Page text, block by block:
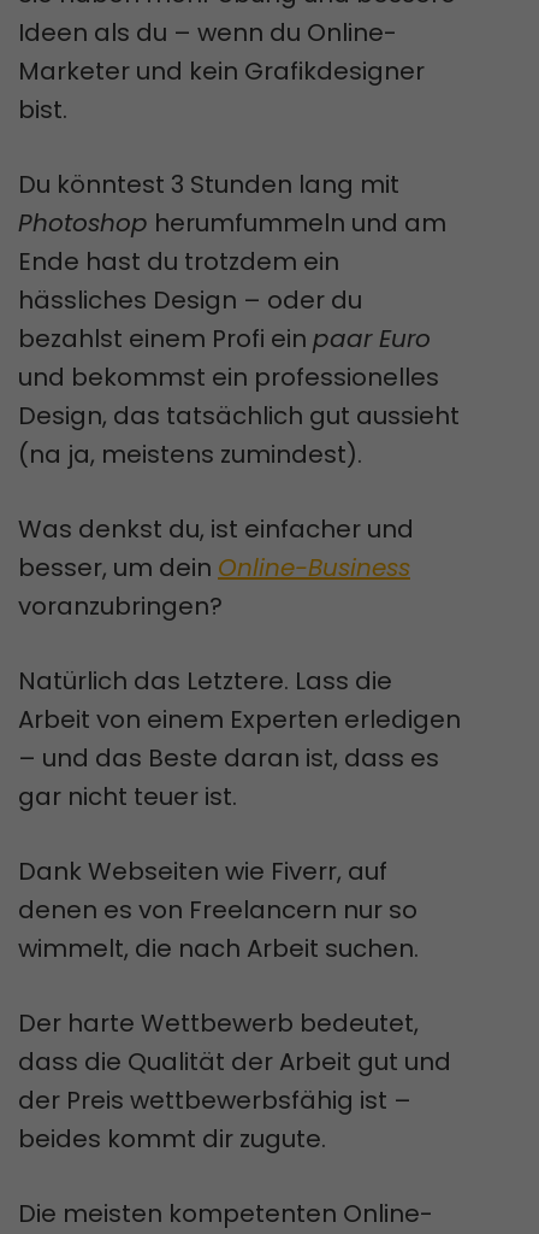
Ideen als du – wenn du Online-
Marketer und kein Grafikdesigner
bist.
Du könntest 3 Stunden lang mit
Photoshop herumfummeln und am
Ende hast du trotzdem ein
hässliches Design – oder du
bezahlst einem Profi ein paar Euro
und bekommst ein professionelles
Design, das tatsächlich gut aussieht
(na ja, meistens zumindest).
Was denkst du, ist einfacher und
besser, um dein Online-Business
voranzubringen?
Natürlich das Letztere. Lass die
Arbeit von einem Experten erledigen
– und das Beste daran ist, dass es
gar nicht teuer ist.
Dank Webseiten wie Fiverr, auf
denen es von Freelancern nur so
wimmelt, die nach Arbeit suchen.
Der harte Wettbewerb bedeutet,
dass die Qualität der Arbeit gut und
der Preis wettbewerbsfähig ist –
beides kommt dir zugute.
Die meisten kompetenten Online-